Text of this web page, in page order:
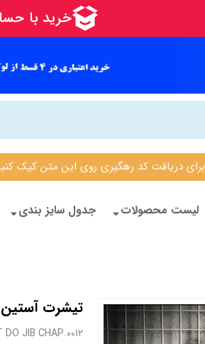
برای دریافت کد رهگیری روی این متن کیک کنید (ساعت
لیست محصولات جدول سایز بندی
تیشرت
0012.TISHERT DO JIB CHAP